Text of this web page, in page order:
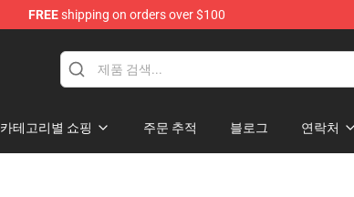
FREEshipping on orders over $100
카테고리별 쇼핑 주문 추적 블로그 연락처